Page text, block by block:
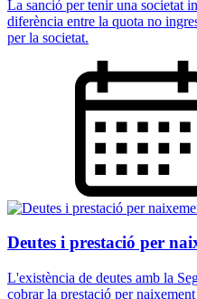
La sanció per tenir una societat
diferència entre la quota no
per la societat.
Deutes i prestació per
L'existència de deutes amb la
cobrar la prestació per